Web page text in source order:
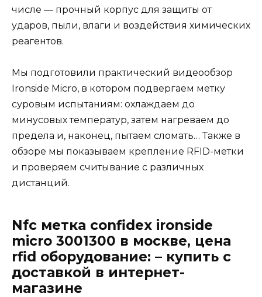
числе — прочный корпус для защиты от
ударов, пыли, влаги и воздействия химических
реагентов.
Мы подготовили практический видеообзор
Ironside Micro, в котором подвергаем метку
суровым испытаниям: охлаждаем до
минусовых температур, затем нагреваем до
предела и, наконец, пытаем сломать… Также в
обзоре мы показываем крепление RFID-метки
и проверяем считывание с различных
дистанций.
Nfc метка confidex ironside
micro 3001300 в москве, цена
rfid оборудование: – купить с
доставкой в интернет-
магазине